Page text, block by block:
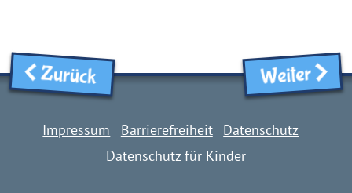
Zurück Weiter
Impressum Barrierefreiheit
Datenschutz
Datenschutz für Kinder